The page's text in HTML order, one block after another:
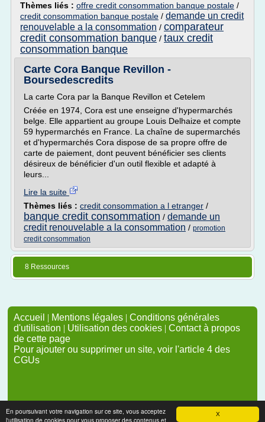
X
En poursuivant votre navigation sur ce site, vous acceptez
l'utilisation de cookies pour vous proposer des contenus et
Thèmes liés : offre credit consommation banque postale /
credit consommation banque postale / demande un credit
renouvelable a la consommation / comparateur
credit consommation banque / taux credit
consommation banque
Carte Cora Banque Revillon -
Boursedescredits
La carte Cora par la Banque Revillon et Cetelem
Créée en 1974, Cora est une enseigne d'hypermarchés
belge. Elle appartient au groupe Louis Delhaize et compte
59 hypermarchés en France. La chaîne de supermarchés
et d'hypermarchés Cora dispose de sa propre offre de
carte de paiement, dont peuvent bénéficier ses clients
désireux de bénéficier d'un outil flexible et adapté à
leurs...
Lire la suite
Thèmes liés : credit consommation a l etranger /
banque credit consommation / demande un
credit renouvelable a la consommation / promotion
credit consommation
8 Ressources
Accueil | Mentions légales | Conditions générales
d'utilisation | Utilisation des cookies | Contact à propos
de cette page
Pour ajouter ou supprimer un site, voir l'article 4 des
CGUs